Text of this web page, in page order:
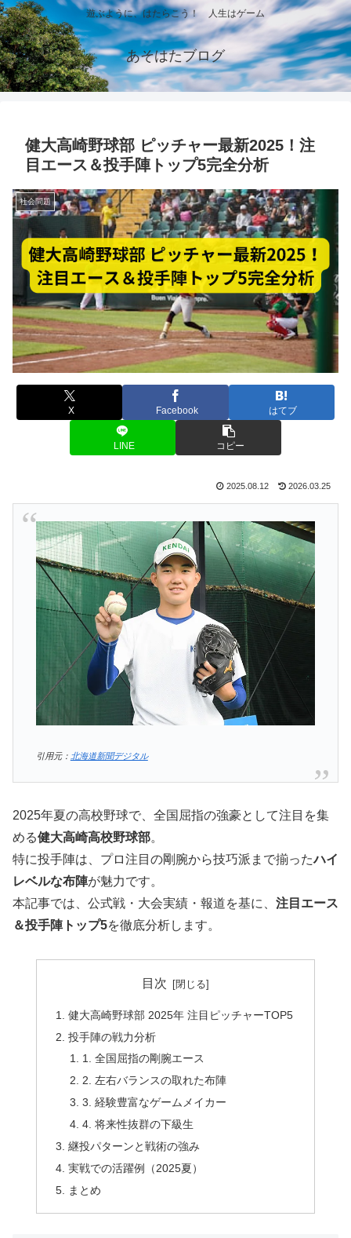
遊ぶように、はたらこう！ 人生はゲーム
あそはたブログ
健大高崎野球部 ピッチャー最新2025！注
目エース＆投手陣トップ5完全分析
社会問題
X Facebook はてブ
LINE コピー
2025.08.12 2026.03.25
引用元： 北海道新聞デジタル
2025年夏の高校野球で、全国屈指の強豪として注目を集
める健大高崎高校野球部。
特に投手陣は、プロ注目の剛腕から技巧派まで揃ったハイ
レベルな布陣が魅力です。
本記事では、公式戦・大会実績・報道を基に、 注目エース
＆投手陣トップ5を徹底分析します。
目次
健大高崎野球部 2025年 注目ピッチャーTOP5
投手陣の戦力分析
1. 全国屈指の剛腕エース
2. 左右バランスの取れた布陣
3. 経験豊富なゲームメイカー
4. 将来性抜群の下級生
継投パターンと戦術の強み
実戦での活躍例（2025夏）
まとめ